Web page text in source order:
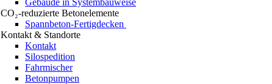
Gebäude in Systembauweise
CO₂-reduzierte Betonelemente
Spannbeton-Fertigdecken
Kontakt & Standorte
Kontakt
Silospedition
Fahrmischer
Betonpumpen